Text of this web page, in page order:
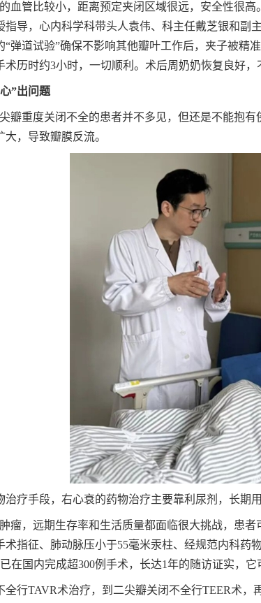
血管比较小，距离预定夹闭区域很远，安全性很
指导，心内科学科带头人袁伟、科主任戴芝银和
弹道试验”确保不影响其他瓣叶工作后，夹子被
历时约3小时，一切顺利。术后周奶奶恢复良好，
”出问题
瓣重度关闭不全的患者并不多见，但还是不能抱
，导致瓣膜反流。
疗手段，右心衰的药物治疗主要靠利尿剂，长期
瘤，远期生存率和生活质量都面临很大挑战，患
术指征、肺动脉压小于55毫米汞柱、经规范内科药
在国内完成超300例手术，长达1年的随访证实，
全行TAVR术治疗，到二尖瓣关闭不全行TEER术